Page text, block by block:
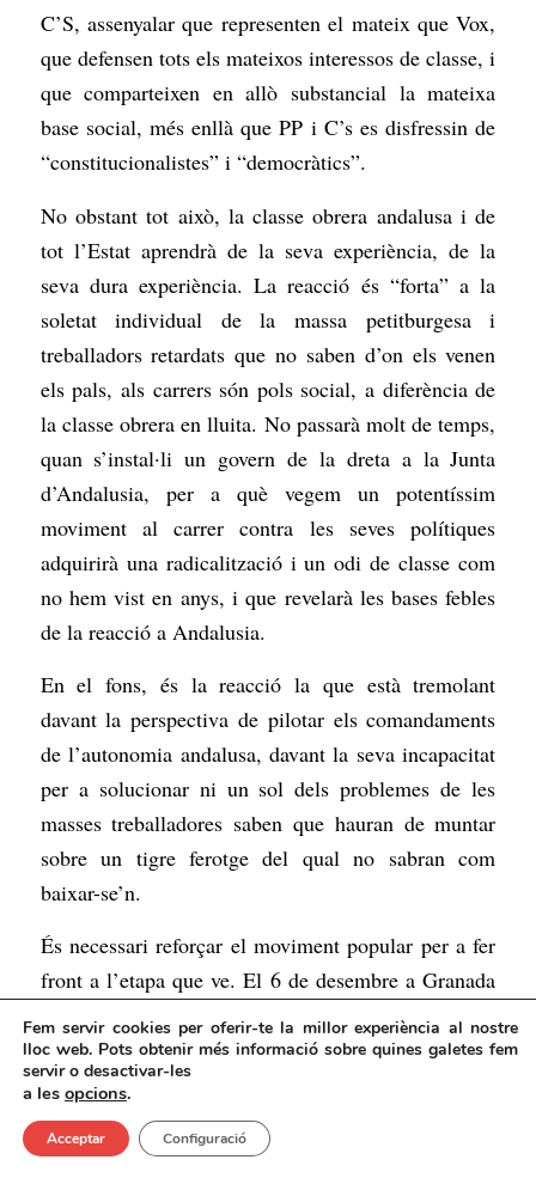
C’S, assenyalar que representen el mateix que Vox,
que defensen tots els mateixos interessos de classe, i
que comparteixen en allò substancial la mateixa
base social, més enllà que PP i C’s es disfressin de
“constitucionalistes” i “democràtics”.
No obstant tot això, la classe obrera andalusa i de
tot l’Estat aprendrà de la seva experiència, de la
seva dura experiència. La reacció és “forta” a la
soletat individual de la massa petitburgesa i
treballadors retardats que no saben d’on els venen
els pals, als carrers són pols social, a diferència de
la classe obrera en lluita. No passarà molt de temps,
quan s’instal·li un govern de la dreta a la Junta
d’Andalusia, per a què vegem un potentíssim
moviment al carrer contra les seves polítiques
adquirirà una radicalització i un odi de classe com
no hem vist en anys, i que revelarà les bases febles
de la reacció a Andalusia.
En el fons, és la reacció la que està tremolant
davant la perspectiva de pilotar els comandaments
de l’autonomia andalusa, davant la seva incapacitat
per a solucionar ni un sol dels problemes de les
masses treballadores saben que hauran de muntar
sobre un tigre ferotge del qual no sabran com
baixar-se’n.
És necessari reforçar el moviment popular per a fer
front a l’etapa que ve. El 6 de desembre a Granada
tendrà lloc la primera mobilització de gran
envergadura després de la cita electoral. Ja la tarda
del 3 de desembre milers de joves s’han manifestat
espontàniament a Sevilla, Màlaga i Granada contra
Vox i contra el règim. És necessari omplir els
Fem servir cookies per oferir-te la millor experiència al nostre
lloc web. Pots obtenir més informació sobre quines galetes fem
servir o desactivar-les
a les opcions.
Acceptar Configuració